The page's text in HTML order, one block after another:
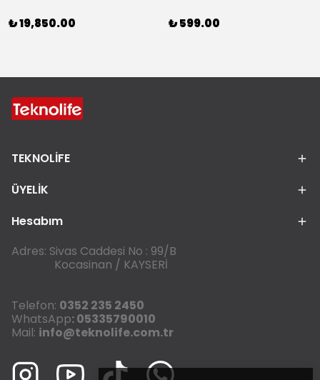
₺ 19,850.00 ₺ 599.00
TEKNOLİFE
ÜYELİK
Hesabım
Adres: Sivas Caddesi No : 99/B
Kocasinan / KAYSERİ
Telefon: 0352 235 2450
WhatsApp: 05335790010
Mail: info@teknolife.com.tr